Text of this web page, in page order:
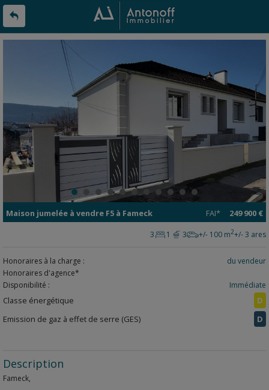
249 900 €
Maison jumelée à vendre F5 à Fameck FAI*
3 1 3 +/- 100 m2+/- 3 ares
Honoraires à la charge :
du vendeur
Honoraires d'agence*
Disponibilité :
Immédiate
Classe énergétique
D
Emission de gaz à effet de serre (GES)
D
Description
Fameck,